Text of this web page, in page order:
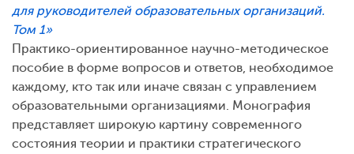
для руководителей образовательных организаций.
Том 1»
Практико-ориентированное научно-методическое
пособие в форме вопросов и ответов, необходимое
каждому, кто так или иначе связан с управлением
образовательными организациями. Монография
представляет широкую картину современного
состояния теории и практики стратегического